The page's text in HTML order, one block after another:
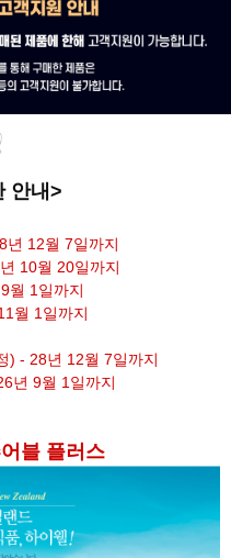
안내>
년 12월 7일까지
10월 20일까지
월 1일까지
월 1일까지
) - 28년 12월 7일까지
년 9월 1일까지
블 플러스